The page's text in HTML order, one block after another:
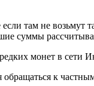
там не возьмут
суммы
монет в сети
обращаться к